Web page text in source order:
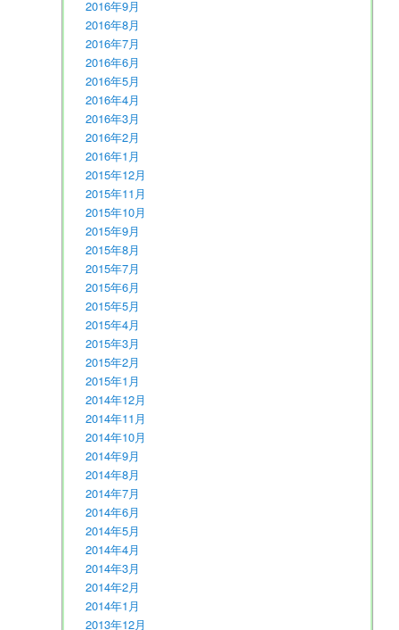
2016年9月
2016年8月
2016年7月
2016年6月
2016年5月
2016年4月
2016年3月
2016年2月
2016年1月
2015年12月
2015年11月
2015年10月
2015年9月
2015年8月
2015年7月
2015年6月
2015年5月
2015年4月
2015年3月
2015年2月
2015年1月
2014年12月
2014年11月
2014年10月
2014年9月
2014年8月
2014年7月
2014年6月
2014年5月
2014年4月
2014年3月
2014年2月
2014年1月
2013年12月